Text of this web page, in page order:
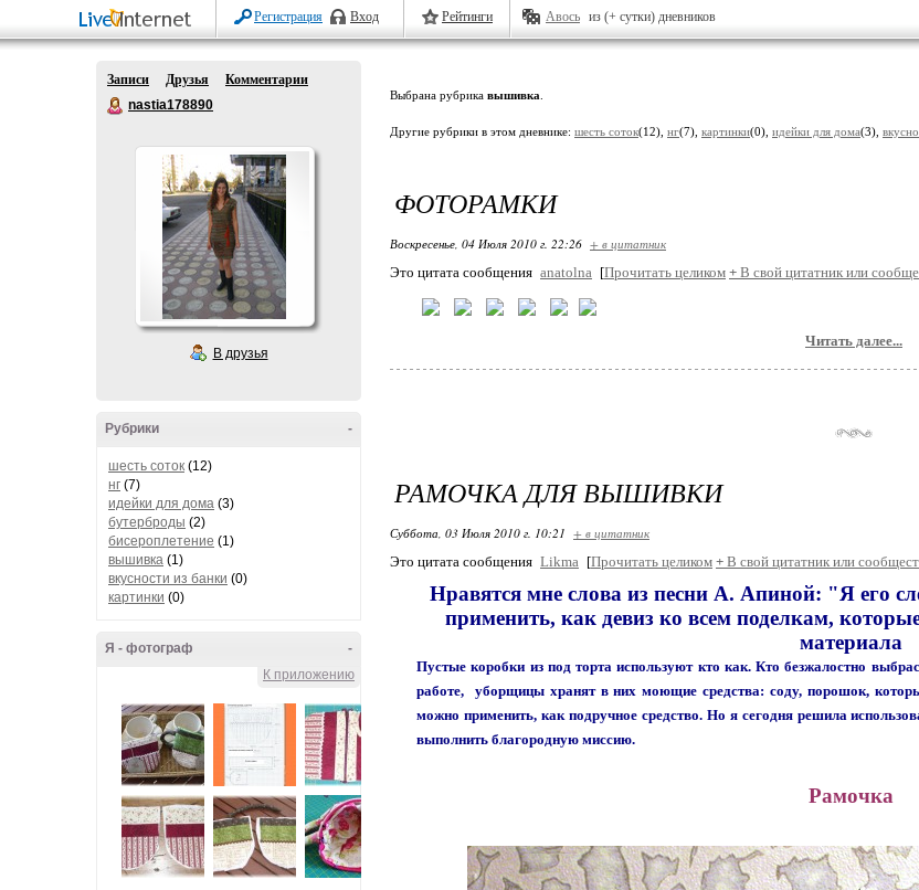
Регистрация Вход Рейтинги Авось из (+ сутки) дневников
Записи Друзья
Комментарии
nastia178890
В друзья
-
Рубрики
шесть соток (12)
нг (7)
идейки для дома (3)
бутерброды (2)
бисероплетение (1)
вышивка (1)
вкусности из банки (0)
картинки (0)
-
Я - фотограф
К приложению
Выбрана рубрика вышивка
Другие рубрики в этом дневнике: шесть соток(12), нг(7), картинки(0), идейки для дома(3),
ФОТОРАМКИ
Воскресенье, 04 Июля 2010 г. 22:26 + в цитатник
Это цитата сообщения anatolna [Прочитать целиком + В свой цитатник или
Читать далее...
РАМОЧКА ДЛЯ ВЫШИВКИ
Суббота, 03 Июля 2010 г. 10:21 + в цитатник
Это цитата сообщения Likma [Прочитать целиком + В свой цитатник или
Нравятся мне слова из песни А. Апиной: "Я его
применить, как девиз ко всем поделкам,
материала
Пустые коробки из под торта используют кто как. Кто безжалостно
работе, уборщицы хранят в них моющие средства: соду, порошок,
можно применить, как подручное средство. Но я сегодня решила
выполнить благородную миссию.
Рамочка